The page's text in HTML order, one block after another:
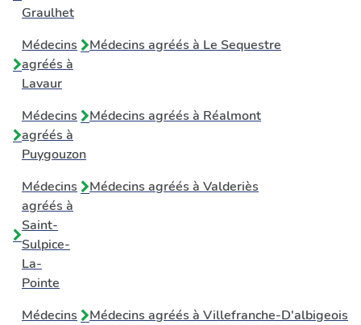
Graulhet
Médecins
agréés à
Lavaur
Médecins agréés à Le Sequestre
Médecins
agréés à
Puygouzon
Médecins agréés à Réalmont
Médecins
agréés à
Saint-
Sulpice-
La-
Pointe
Médecins agréés à Valderiès
Médecins
Médecins agréés à Villefranche-D'albigeois